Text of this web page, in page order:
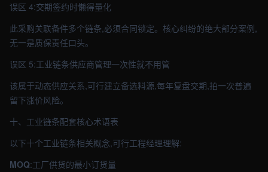
误区 4:交期签约时懒得量化
此采购关联备件多个链条,必须合同锁定。核心纠纷的绝大部分案例,
无一是质保责任口头。
误区 5:工业链条供应商管理一次性就不用管
该属于动态供应关系,可行建立备选料源,每年复盘交期,拍一次普遍
留下涨价风险。
十、工业链条配套核心术语表
以下十个工业链条相关概念,可行工程经理理解:
MOQ:工厂供货的最小订货量